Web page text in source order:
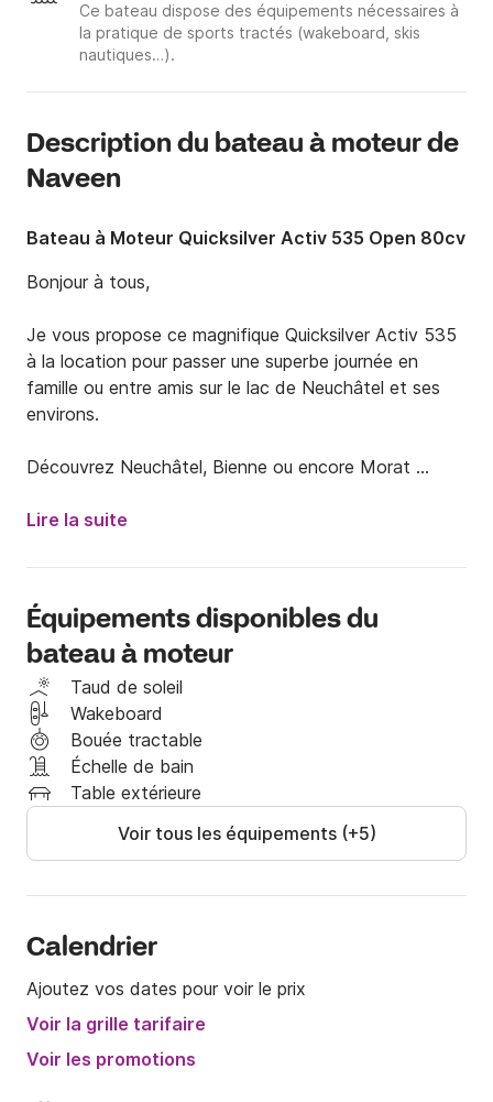
Ce bateau dispose des équipements nécessaires à
la pratique de sports tractés (wakeboard, skis
nautiques…).
Description du bateau à moteur de
Naveen
Bateau à Moteur Quicksilver Activ 535 Open 80cv
Bonjour à tous,
Je vous propose ce magnifique Quicksilver Activ 535
à la location pour passer une superbe journée en
famille ou entre amis sur le lac de Neuchâtel et ses
environs.
Découvrez Neuchâtel, Bienne ou encore Morat
profiter au maximum des sensations que va vous
procurer ce bateau.
*********
Si vous avez la moindre question, n'hésitez pas à me
contacter via ma messagerie Click&Boat, je me ferais
un plaisir de vous répondre.
Bonne journée et à bientôt !
Lire la suite
Équipements disponibles du
bateau à moteur
Taud de soleil
Wakeboard
Bouée tractable
Échelle de bain
Table extérieure
Voir tous les équipements (+5)
Calendrier
Ajoutez vos dates pour voir le prix
Voir la grille tarifaire
Voir les promotions